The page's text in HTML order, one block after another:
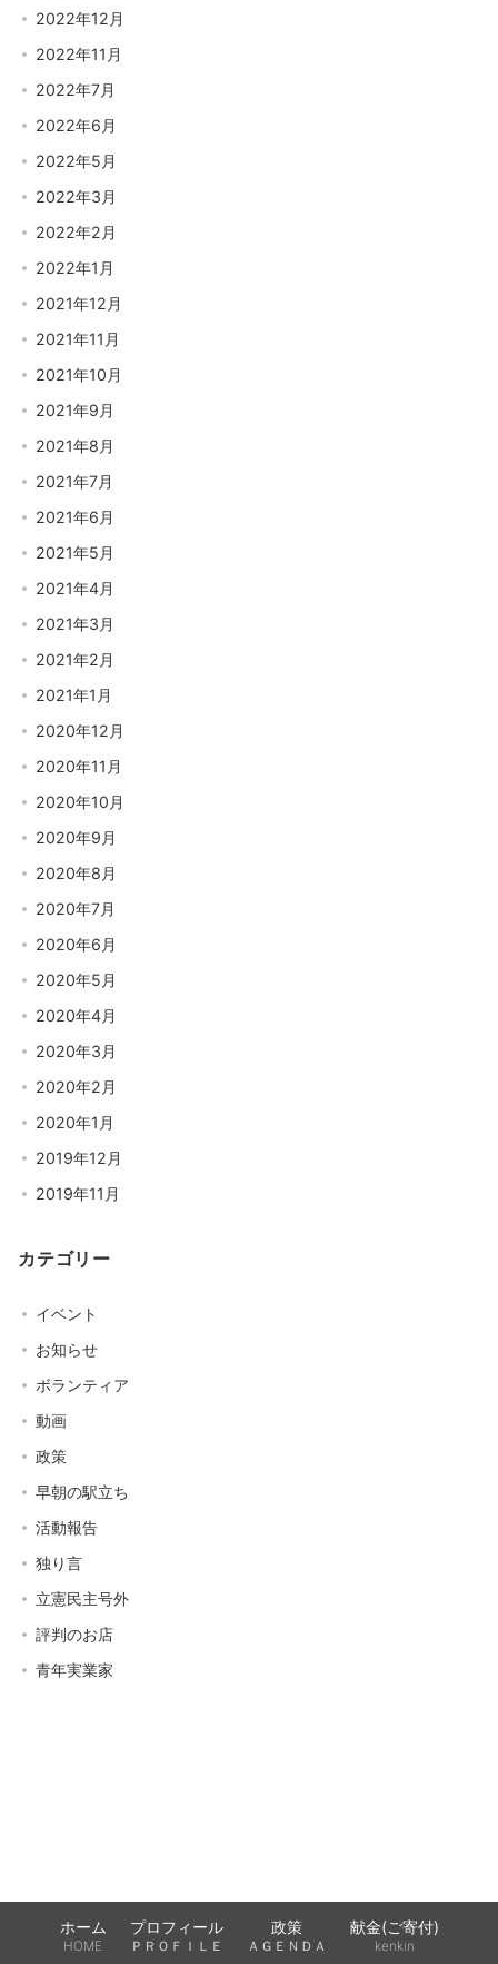
2022年12月
2022年11月
2022年7月
2022年6月
2022年5月
2022年3月
2022年2月
2022年1月
2021年12月
2021年11月
2021年10月
2021年9月
2021年8月
2021年7月
2021年6月
2021年5月
2021年4月
2021年3月
2021年2月
2021年1月
2020年12月
2020年11月
2020年10月
2020年9月
2020年8月
2020年7月
2020年6月
2020年5月
2020年4月
2020年3月
2020年2月
2020年1月
2019年12月
2019年11月
カテゴリー
イベント
お知らせ
ボランティア
動画
政策
早朝の駅立ち
活動報告
独り言
立憲民主号外
評判のお店
青年実業家
ホーム
HOME
プロフィール
ＰＲＯＦＩＬＥ
政策
ＡＧＥＮＤＡ
献金(ご寄付)
kenkin